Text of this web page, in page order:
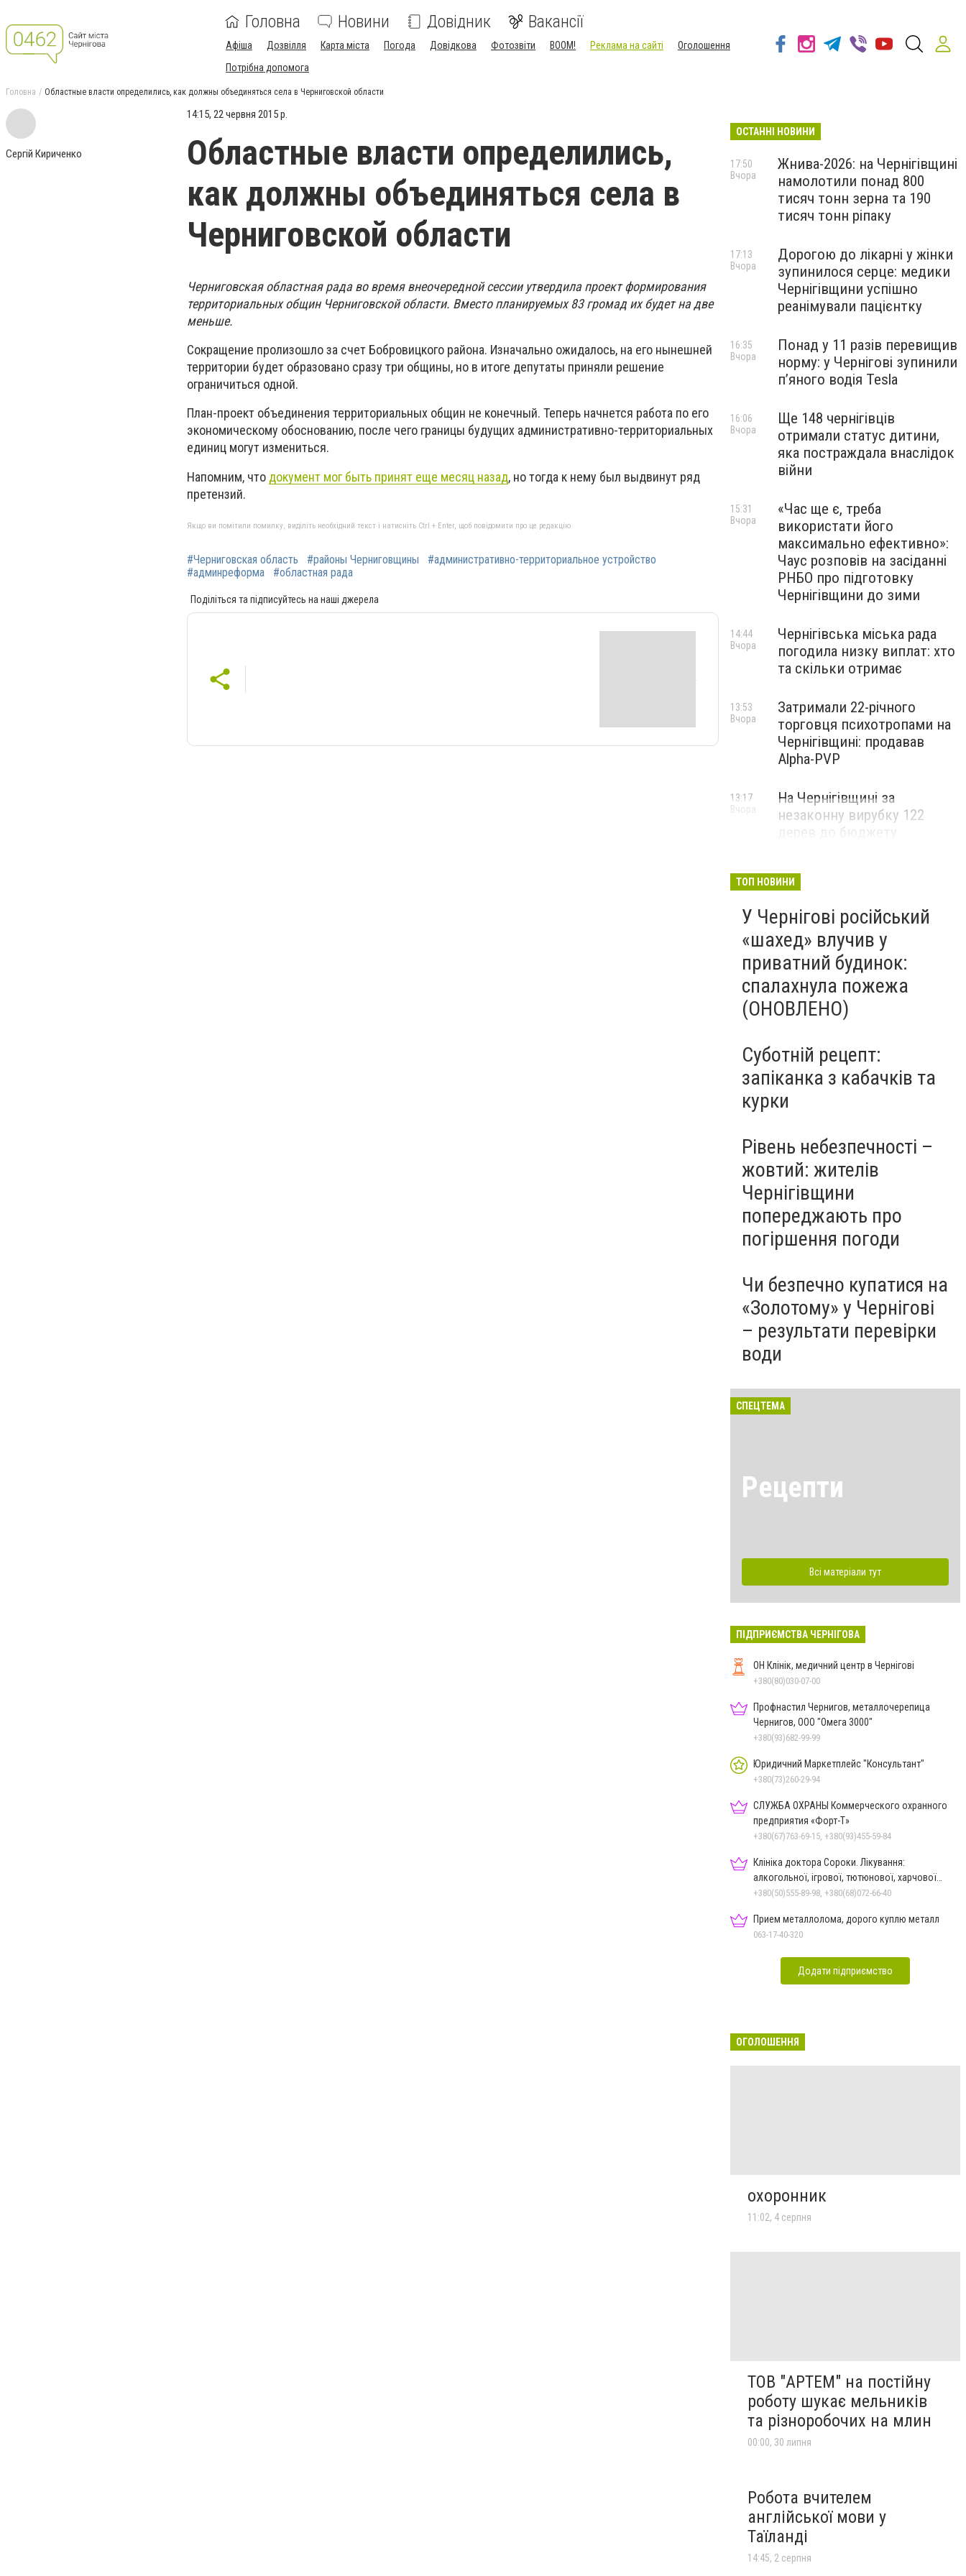
Головна Новини Довідник Вакансії
Афіша Дозвілля Карта міста Погода Довідкова Фотозвіти BOOM! Реклама на сайті
Оголошення
Потрібна допомога
Головна Областные власти определились, как должны объединяться села в Черниговской области
Сергій Кириченко
14:15, 22 червня 2015 р.
Областные власти определились,
как должны объединяться села в
Черниговской области
Черниговская областная рада во время внеочередной сессии утвердила проект формирования
территориальных общин Черниговской области. Вместо планируемых 83 громад их будет на две
меньше.
Сокращение пролизошло за счет Бобровицкого района. Изначально ожидалось, на его нынешней
территории будет образовано сразу три общины, но в итоге депутаты приняли решение
ограничиться одной.
План-проект объединения территориальных общин не конечный. Теперь начнется работа по его
экономическому обоснованию, после чего границы будущих административно-территориальных
единиц могут измениться.
Напомним, что документ мог быть принят еще месяц назад, но тогда к нему был выдвинут ряд
претензий.
Якщо ви помітили помилку, виділіть необхідний текст і натисніть Ctrl + Enter, щоб повідомити про це редакцію
#Черниговская область #районы Черниговщины
#административно-территориальное устройство
#админреформа
#областная рада
Поділіться та підписуйтесь на наші джерела
ОСТАННІ НОВИНИ
Жнива-2026: на Чернігівщині
намолотили понад 800
тисяч тонн зерна та 190
тисяч тонн ріпаку
17:50
Вчора
Дорогою до лікарні у жінки
зупинилося серце: медики
Чернігівщини успішно
реанімували пацієнтку
17:13
Вчора
Понад у 11 разів перевищив
норму: у Чернігові зупинили
пʼяного водія Tesla
16:35
Вчора
Ще 148 чернігівців
отримали статус дитини,
яка постраждала внаслідок
війни
16:06
Вчора
«Час ще є, треба
використати його
максимально ефективно»:
Чаус розповів на засіданні
РНБО про підготовку
Чернігівщини до зими
15:31
Вчора
Чернігівська міська рада
погодила низку виплат: хто
та скільки отримає
14:44
Вчора
Затримали 22-річного
торговця психотропами на
Чернігівщині: продавав
Alpha-PVP
13:53
Вчора
На Чернігівщині за
незаконну вирубку 122
дерев до бюджету
13:17
Вчора
ТОП НОВИНИ
У Чернігові російський
«шахед» влучив у
приватний будинок:
спалахнула пожежа
(ОНОВЛЕНО)
Суботній рецепт:
запіканка з кабачків та
курки
Рівень небезпечності –
жовтий: жителів
Чернігівщини
попереджають про
погіршення погоди
Чи безпечно купатися на
«Золотому» у Чернігові
– результати перевірки
води
СПЕЦТЕМА
Рецепти
Всі матеріали тут
ПІДПРИЄМСТВА ЧЕРНІГОВА
ОН Клінік, медичний центр в Чернігові
+380(80)030-07-00
Профнастил Чернигов, металлочерепица
Чернигов, ООО "Омега 3000"
+380(93)682-99-99
Юридичний Маркетплейс "Консультант"
+380(73)260-29-94
СЛУЖБА ОХРАНЫ Коммерческого охранного
предприятия «Форт-Т»
+380(67)763-69-15, +380(93)455-59-84
Клініка доктора Сороки. Лікування:
алкогольної, ігрової, тютюнової, харчової
залежностей, неврозів т
+380(50)555-89-98, +380(68)072-66-40
Прием металлолома, дорого куплю металл
063-17-40-320
Додати підприємство
ОГОЛОШЕННЯ
охоронник
11:02, 4 серпня
ТОВ "АРТЕМ" на постійну
роботу шукає мельників
та різноробочих на млин
00:00, 30 липня
Робота вчителем
англійської мови у
Таїланді
14:45, 2 серпня